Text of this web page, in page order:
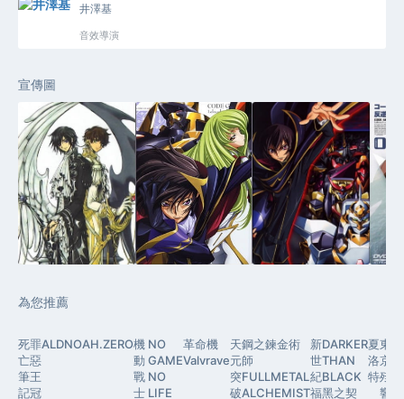
井澤基
音效導演
宣傳圖
為您推薦
死
亡
筆
記
罪
惡
王
冠
ALDNOAH.ZERO機
動
戰
士
NO
GAME
NO
LIFE
革命機
Valvrave
天
元
突
破
鋼之鍊金術
師
FULLMETAL
ALCHEMIST
新
世
紀
福
DARKER
THAN
BLACK
黑之契
夏
洛
特
東
京
殘
響